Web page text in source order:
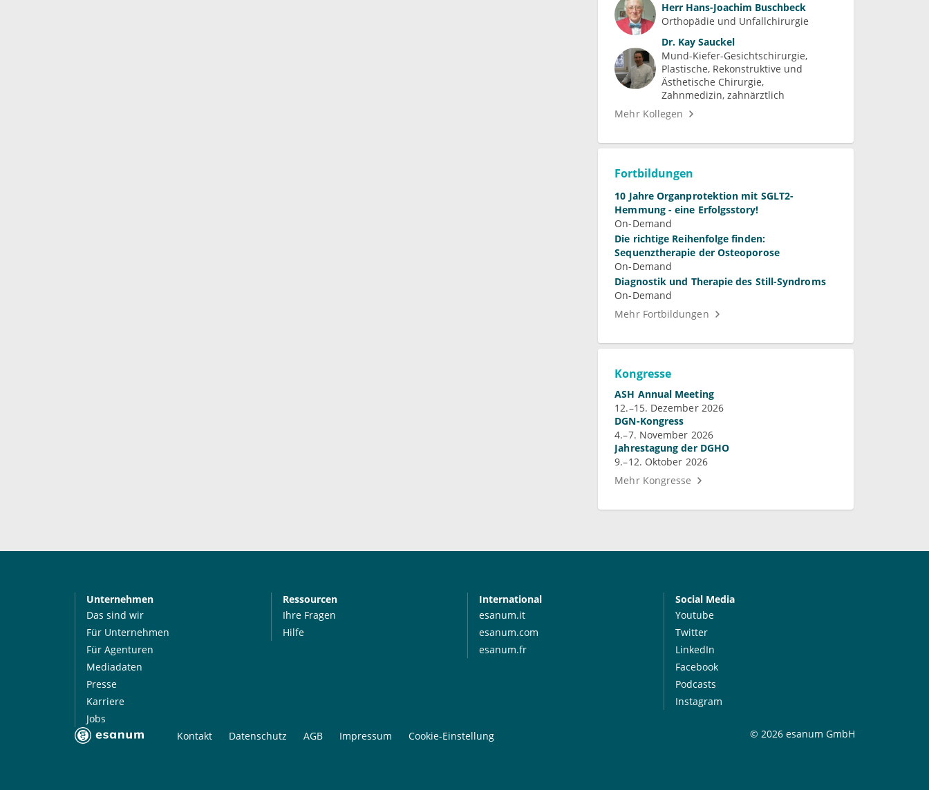
Herr Hans-Joachim Buschbeck
Orthopädie und Unfallchirurgie
Dr. Kay Sauckel
Mund-Kiefer-Gesichtschirurgie
Plastische, Rekonstruktive und
Ästhetische Chirurgie
Zahnmedizin, zahnärztlich
Mehr Kollegen
Fortbildungen
10 Jahre Organprotektion mit SGLT2-
Hemmung - eine Erfolgsstory!
On-Demand
Die richtige Reihenfolge finden:
Sequenztherapie der Osteoporose
On-Demand
Diagnostik und Therapie des Still-Syndroms
On-Demand
Mehr Fortbildungen
Kongresse
ASH Annual Meeting
12.–15. Dezember 2026
DGN-Kongress
4.–7. November 2026
Jahrestagung der DGHO
9.–12. Oktober 2026
Mehr Kongresse
Unternehmen
Das sind wir
Für Unternehmen
Für Agenturen
Mediadaten
Presse
Karriere
Jobs
Ressourcen
Ihre Fragen
Hilfe
International
esanum.it
esanum.com
esanum.fr
Social Media
Youtube
Twitter
LinkedIn
Facebook
Podcasts
Instagram
Kontakt Datenschutz AGB Impressum Cookie-Einstellung © 2026 esanum GmbH